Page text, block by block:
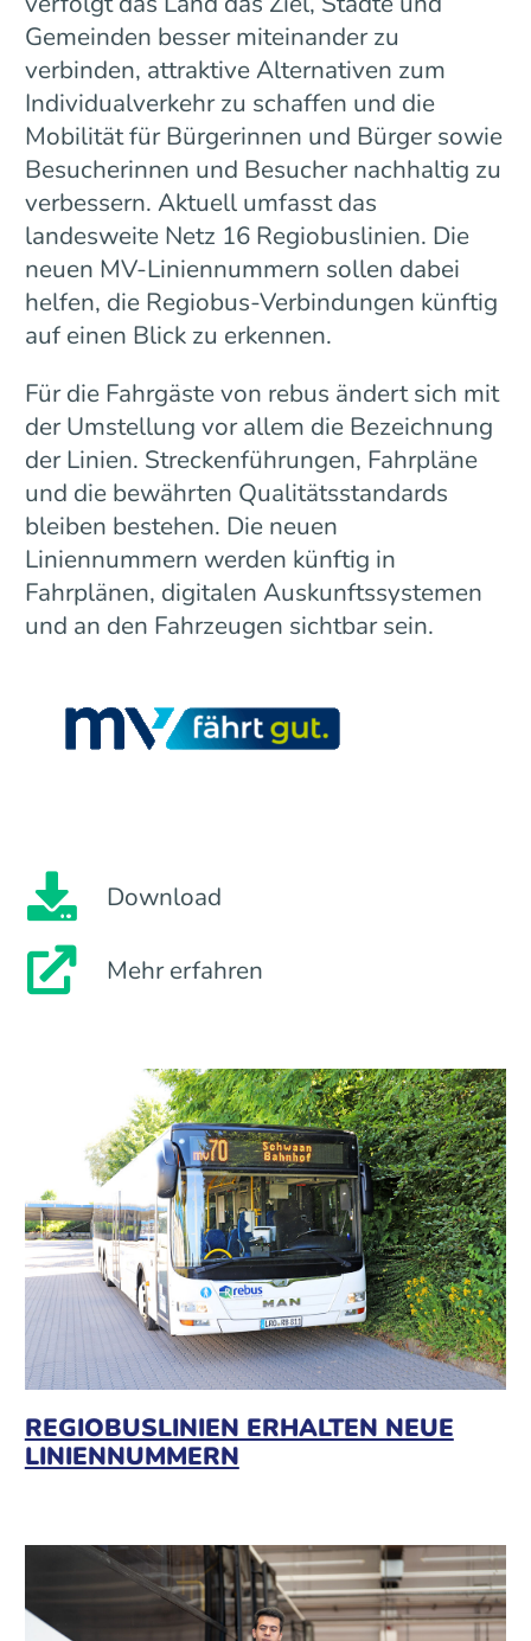
Gemeinden besser miteinander zu
verbinden, attraktive Alternativen zum
Individualverkehr zu schaffen und die
Mobilität für Bürgerinnen und Bürger sowie
Besucherinnen und Besucher nachhaltig zu
verbessern. Aktuell umfasst das
landesweite Netz 16 Regiobuslinien. Die
neuen MV-Liniennummern sollen dabei
helfen, die Regiobus-Verbindungen künftig
auf einen Blick zu erkennen.
Für die Fahrgäste von rebus ändert sich mit
der Umstellung vor allem die Bezeichnung
der Linien. Streckenführungen, Fahrpläne
und die bewährten Qualitätsstandards
bleiben bestehen. Die neuen
Liniennummern werden künftig in
Fahrplänen, digitalen Auskunftssystemen
und an den Fahrzeugen sichtbar sein.
Download
Mehr erfahren
REGIOBUSLINIEN ERHALTEN NEUE
LINIENNUMMERN